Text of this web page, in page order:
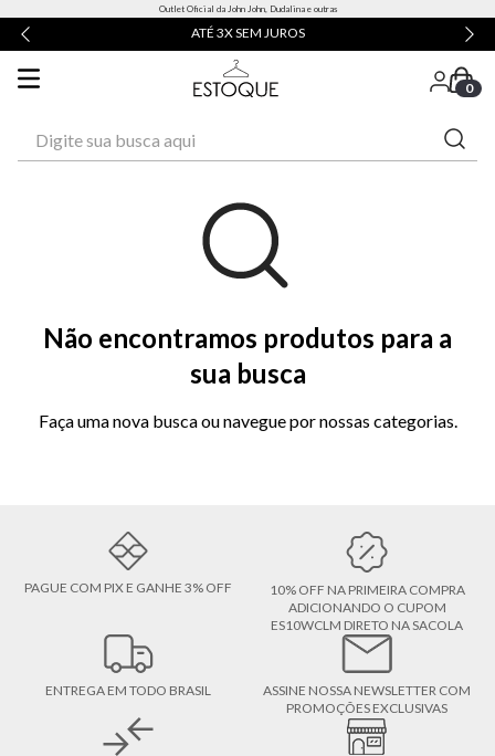
Outlet Oficial da John John, Dudalina e outras
ATÉ 3X SEM JUROS
0
Não encontramos produtos para a
sua busca
Faça uma nova busca ou navegue por nossas categorias.
PAGUE COM PIX E GANHE 3% OFF
10% OFF NA PRIMEIRA COMPRA
ADICIONANDO O CUPOM
ES10WCLM DIRETO NA SACOLA
ENTREGA EM TODO BRASIL
ASSINE NOSSA NEWSLETTER COM
PROMOÇÕES EXCLUSIVAS